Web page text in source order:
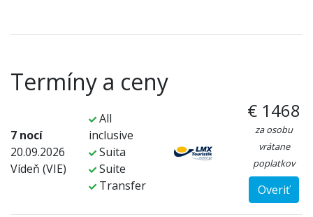
Termíny a ceny
7 nocí
20.09.2026
Vídeň (VIE)
All
inclusive
Suita
Suite
Transfer
€ 1468
za osobu
vrátane
poplatkov
Overiť